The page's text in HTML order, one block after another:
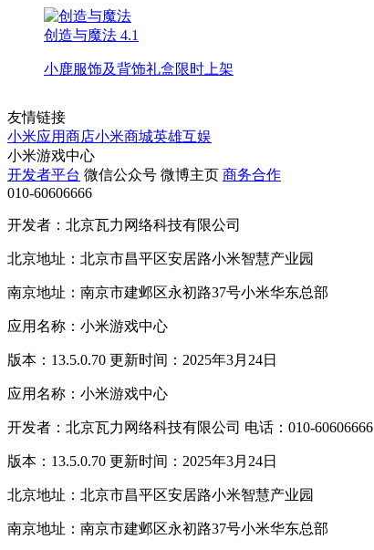
创造与魔法 4.1
小鹿服饰及背饰礼盒限时上架
友情链接
小米应用商店小米商城英雄互娱
小米游戏中心
开发者平台 微信公众号 微博主页 商务合作
010-60606666
开发者：北京瓦力网络科技有限公司
北京地址：北京市昌平区安居路小米智慧产业园
南京地址：南京市建邺区永初路37号小米华东总部
应用名称：小米游戏中心
版本：13.5.0.70 更新时间：2025年3月24日
应用名称：小米游戏中心
开发者：北京瓦力网络科技有限公司 电话：010-60606666
版本：13.5.0.70 更新时间：2025年3月24日
北京地址：北京市昌平区安居路小米智慧产业园
南京地址：南京市建邺区永初路37号小米华东总部